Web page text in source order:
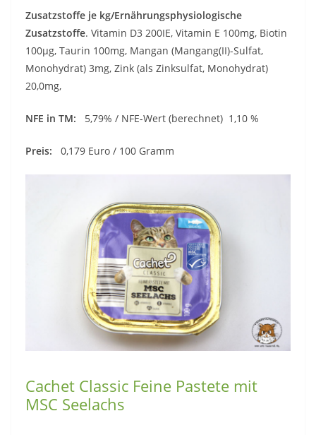
Zusatzstoffe je kg/Ernährungsphysiologische
Zusatzstoffe. Vitamin D3 200IE, Vitamin E 100mg, Biotin
100µg, Taurin 100mg, Mangan (Mangang(II)-Sulfat,
Monohydrat) 3mg, Zink (als Zinksulfat, Monohydrat)
20,0mg,
NFE in TM: 5,79% / NFE-Wert (berechnet) 1,10 %
Preis: 0,179 Euro / 100 Gramm
Cachet Classic Feine Pastete mit
MSC Seelachs